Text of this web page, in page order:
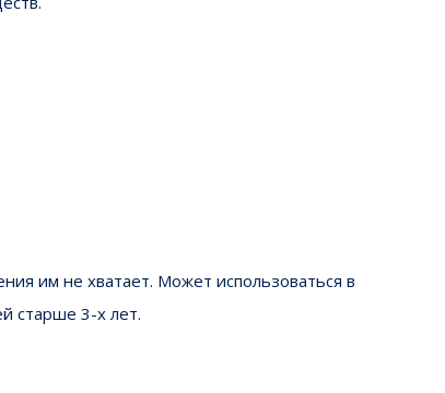
им не хватает. Может использоваться в
старше 3-х лет.